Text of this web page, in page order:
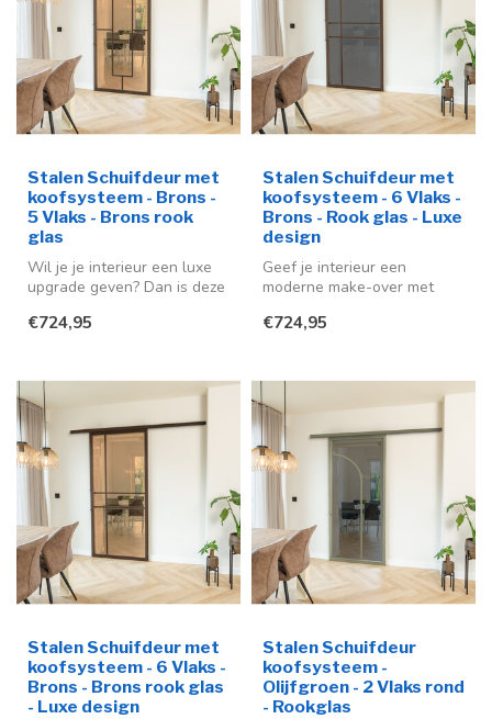
Stalen Schuifdeur met
koofsysteem - Brons -
5 Vlaks - Brons rook
glas
Wil je je interieur een luxe
upgrade geven? Dan is deze
€724,95
Stalen Schuifdeur met
koofsysteem - 6 Vlaks -
Brons - Rook glas - Luxe
design
Geef je interieur een
moderne make-over met
schuifdeur me...
€724,95
Stalen Schuifdeur met
koofsysteem - 6 Vlaks -
Brons - Brons rook glas
- Luxe design
Stalen Schuifdeur
koofsysteem -
Olijfgroen - 2 Vlaks rond
- Rookglas